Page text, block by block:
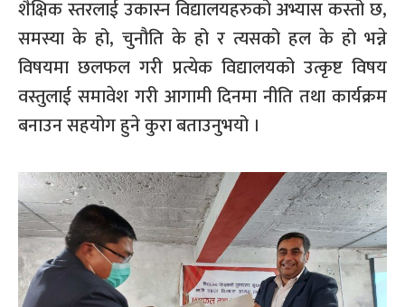
शैक्षिक स्तरलाई उकास्न विद्यालयहरुको अभ्यास कस्तो छ,
समस्या के हो, चुनौति के हो र त्यसको हल के हो भन्ने
विषयमा छलफल गरी प्रत्येक विद्यालयको उत्कृष्ट विषय
वस्तुलाई समावेश गरी आगामी दिनमा नीति तथा कार्यक्रम
बनाउन सहयोग हुने कुरा बताउनुभयो ।